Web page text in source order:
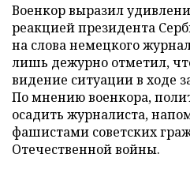
Военкор выразил
реакцией президента
на слова немецкого
лишь дежурно отметил,
видение ситуации в ходе
По мнению военкора,
осадить журналиста,
фашистами советских
Отечественной войны.